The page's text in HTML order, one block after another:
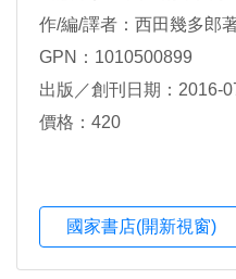
作/編/譯者：西田幾多郎
GPN：1010500899
出版／創刊日期：2016-
價格：420
國家書店(開新視窗)